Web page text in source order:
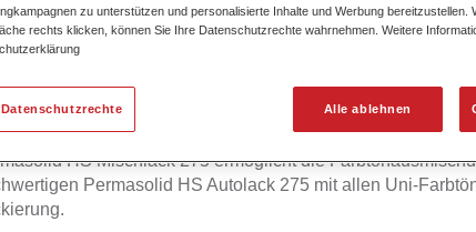
Permasolid® HS
HS Mischlack 275 ermöglicht die
Permasolid HS Autolack 275 mit allen Uni-
zu unterstützen und personalisierte Inhalte und Werbung bereitzustellen.
rechts klicken, können Sie Ihre Datenschutzrechte wahrnehmen. Weitere
Alle ablehnen